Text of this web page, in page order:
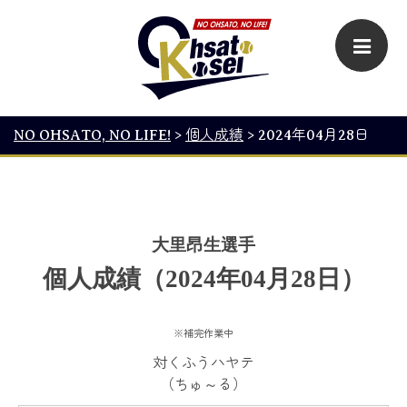
NO OHSATO, NO LIFE! > 個人成績 > 2024年04月28日
大里昂生選手
個人成績（2024年04月28日）
※補完作業中
対くふうハヤテ
（ちゅ～る）